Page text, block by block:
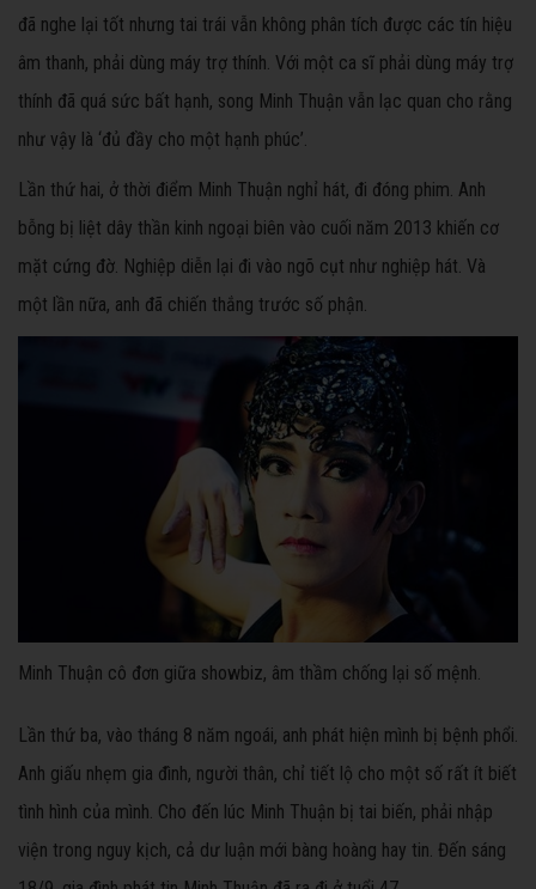
đã nghe lại tốt nhưng tai trái vẫn không phân tích được các tín hiệu
âm thanh, phải dùng máy trợ thính. Với một ca sĩ phải dùng máy trợ
thính đã quá sức bất hạnh, song Minh Thuận vẫn lạc quan cho rằng
như vậy là ‘đủ đầy cho một hạnh phúc’.
Lần thứ hai, ở thời điểm Minh Thuận nghỉ hát, đi đóng phim. Anh
bỗng bị liệt dây thần kinh ngoại biên vào cuối năm 2013 khiến cơ
mặt cứng đờ. Nghiệp diễn lại đi vào ngõ cụt như nghiệp hát. Và
một lần nữa, anh đã chiến thắng trước số phận.
Minh Thuận cô đơn giữa showbiz, âm thầm chống lại số mệnh.
Lần thứ ba, vào tháng 8 năm ngoái, anh phát hiện mình bị bệnh phổi.
Anh giấu nhẹm gia đình, người thân, chỉ tiết lộ cho một số rất ít biết
tình hình của mình. Cho đến lúc Minh Thuận bị tai biến, phải nhập
viện trong nguy kịch, cả dư luận mới bàng hoàng hay tin. Đến sáng